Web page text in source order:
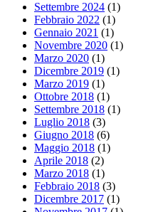
Settembre 2024 (1)
Febbraio 2022 (1)
Gennaio 2021 (1)
Novembre 2020 (1)
Marzo 2020 (1)
Dicembre 2019 (1)
Marzo 2019 (1)
Ottobre 2018 (1)
Settembre 2018 (1)
Luglio 2018 (3)
Giugno 2018 (6)
Maggio 2018 (1)
Aprile 2018 (2)
Marzo 2018 (1)
Febbraio 2018 (3)
Dicembre 2017 (1)